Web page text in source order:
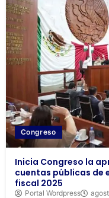
Congreso
Inicia Congreso la
cuentas públicas de
fiscal 2025
Portal Wordpress